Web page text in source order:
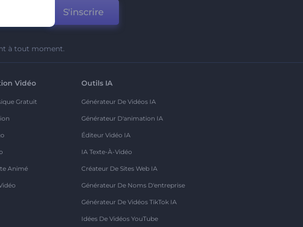
S'inscrire
à tout moment.
Vidéo
Gratuit
Animé
Outils IA
Générateur De Vidéos IA
Générateur D'animation IA
Éditeur Vidéo IA
IA Texte-À-Vidéo
Créateur De Sites Web IA
Générateur De Noms D'entreprise
Générateur De Vidéos TikTok IA
Idées De Vidéos YouTube